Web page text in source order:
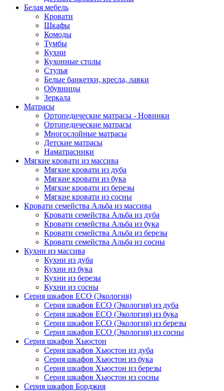
Белая мебель
Кровати
Шкафы
Комоды
Тумбы
Кухни
Кухонные столы
Стулья
Белые банкетки, кресла, лавки
Обувницы
Зеркала
Матрасы
Ортопедические матрасы - Новинки
Ортопедические матрасы
Многослойные матрасы
Детские матрасы
Наматрасники
Мягкие кровати из массива
Мягкие кровати из дуба
Мягкие кровати из бука
Мягкие кровати из березы
Мягкие кровати из сосны
Кровати семейства Альба из массива
Кровати семейства Альба из дуба
Кровати семейства Альба из бука
Кровати семейства Альба из березы
Кровати семейства Альба из сосны
Кухни из массива
Кухни из дуба
Кухни из бука
Кухни из березы
Кухни из сосны
Серия шкафов ECO (Экология)
Серия шкафов ECO (Экология) из дуба
Серия шкафов ECO (Экология) из бука
Серия шкафов ECO (Экология) из березы
Серия шкафов ECO (Экология) из сосны
Серия шкафов Хьюстон
Серия шкафов Хьюстон из дуба
Серия шкафов Хьюстон из бука
Серия шкафов Хьюстон из березы
Серия шкафов Хьюстон из сосны
Серия шкафов Борджия